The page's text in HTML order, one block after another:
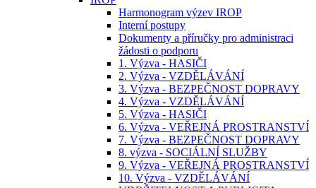
Harmonogram výzev IROP
Interní postupy
Dokumenty a příručky pro administraci
žádosti o podporu
1. Výzva - HASIČI
2. Výzva - VZDĚLÁVÁNÍ
3. Výzva - BEZPEČNOST DOPRAVY
4. Výzva - VZDĚLÁVÁNÍ
5. Výzva - HASIČI
6. Výzva - VEŘEJNÁ PROSTRANSTVÍ
7. Výzva - BEZPEČNOST DOPRAVY
8. výzva - SOCIÁLNÍ SLUŽBY
9. Výzva - VEŘEJNÁ PROSTRANSTVÍ
10. Výzva - VZDĚLÁVÁNÍ